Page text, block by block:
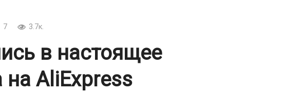
7 3.7к.
в настоящее
AliExpress